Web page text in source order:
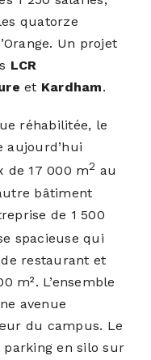
quatorze
Un projet
LCR
et Kardham.
réhabilitée, le
aujourd’hui
de 17 000 m2 au
bâtiment
de 1 500
spacieuse qui
restaurant et
m². L’ensemble
avenue
du campus. Le
en silo sur